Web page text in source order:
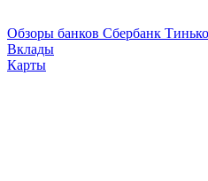
Обзоры банков Сбербанк
Вклады
Карты